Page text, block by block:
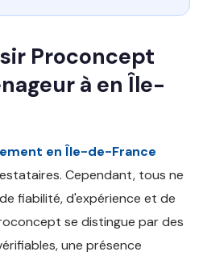
Proconcept
à en Île-
en Île-de-France
Cependant, tous ne
fiabilité, d'expérience et de
se distingue par des
une présence